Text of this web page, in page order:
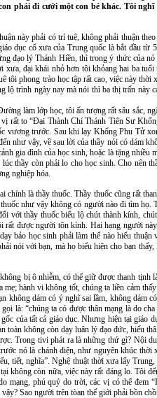
phải đi cưới một con bé khác. Tôi
này phải có trí tuệ, không phải thuận
dục cổ xưa của Trung quốc là bắt đầu
đạo lý Thánh Hiền, thì trong ý thức của
xưa, đại khái nhỏ hơn tôi khỏang hai ba
tôi phong trào học tập rất cao, việc này
lộ trình ngày nay mà nói thì ba thị trấn
làm lớp học, tôi ấn tượng rất sâu sắc,
rất to “Đại Thành Chí Thánh Tiên Sư
vương trước. Sau khi lạy Khổng Phu Tử
như vậy, về sau lời của thầy nói có dám
gia đình của học sinh, hoặc là tặng
thầy còn phải lo cho học sinh. Cho nên
nghiệp hóa.
chính là thầy thuốc. Thầy thuốc cũng rất
như vậy không có người nào đi tìm
với thầy thuốc biểu lộ chút thành kính,
được người tôn kính. Hai hạng người
bảo học sinh phải làm thế nào hiếu
nói với bạn, mà họ biểu hiện cho bạn
bị ô nhiễm, có thể giữ được thanh
hành vi không tốt, chúng ta liền cảm
không dám có ý nghĩ sai lầm, không
là: “chúng ta có được thân mạng là do
của tất cả giáo dục. Nhưng hiện tại
toàn không còn dạy luân lý đạo đức, hiếu
Trong tivi phát ra là những thứ gì? Nội
nó là chánh diện, như nguyên khúc
tiết, nghĩa”. Nghệ thuật thời xưa lấy
không còn nữa, việc này rất đáng lo. Tôi
mạng, phú quý do trời, các vị có thể
Sao người trên tòan thế giới phải bồn